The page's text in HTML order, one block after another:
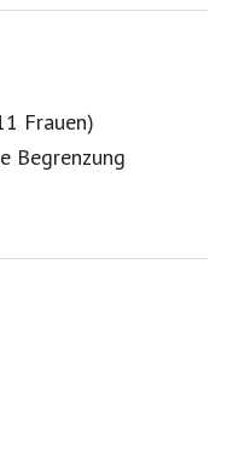
Frauen)
Begrenzung